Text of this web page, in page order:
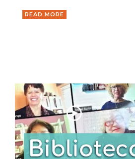
READ MORE